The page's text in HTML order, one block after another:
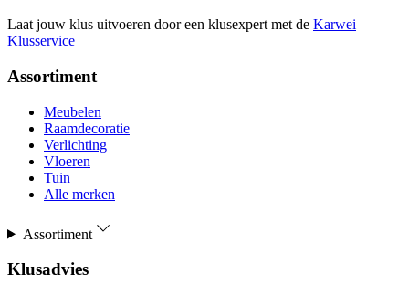
Laat jouw klus uitvoeren door een klusexpert met de Karwei
Klusservice
Assortiment
Meubelen
Raamdecoratie
Verlichting
Vloeren
Tuin
Alle merken
Assortiment
Klusadvies